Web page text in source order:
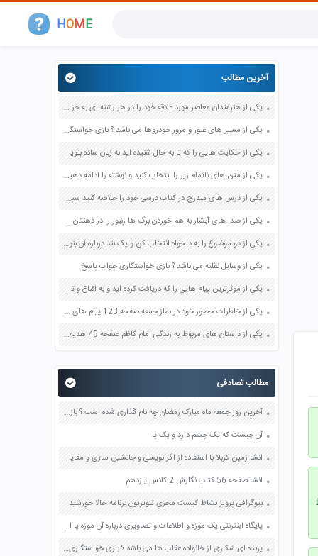
HOME
آخرین مطالب
یکی از هنرمندان معاصر مورد علاقه خود را در هر رشته ای به جز عکاسی صفحه 69 فرهنگ و هنر نهم
یکی از مسیر های عبور و مرور خودروها می باشد ؟ بازی خواستگاری جواب پاسخ
یکی از حکایت هایی را که تا به حال شنیده اید به زبان ساده بنویسید صفحه 97 نگارش ششم دبستان
یکی از متن های ناتمام زیر را انتخاب کنید و نوشته را ادامه دهید صفحه 73 و 74 کتاب نگارش فارسی پنجم دبستان
یکی از درس های مندرج در کتاب درسی خود را خلاصه کنید سپس متن خلاصه شده را با بهره گیری از روش های دسته بندی نمودار جدول نقشه مفهومی نشان دهید صفحه 118 نگارش یازدهم
یکی از صدا های آبشار به هم خوردن برگ ها زنبور را در ذهنتان مجسم کنید و درباره آن یک بند بنویسید صفحه 11 نگارش پنجم
یکی از دو موضوع را به دلخواه انتخاب کن و یک بند درباره آن بنویس صفحه 35 کتاب نگارش فارسی سوم
یکی از وسایل نقلیه می باشد ؟ بازی خواستگاری جواب پاسخ
یکی از موثرترین پیام هایی را که دریافت کرده اید و به اقناع و تغییری جدی در شما منجر شده است برسی کنید و علت این تاثیر گذاری قابل توجه را بنویسید صفحه 52 تفکر و سواد رسانه ای دهم
یکی از خاطرات حضور خود در نماز جمعه صفحه 123 پیام های آسمان هفتم
یکی از داستان های مربوط به زندگی امام کاظم صفحه 45 هدیه های آسمان چهارم
مطالب تصادفی
آخرین روز جمعه ماه مبارک رمضان چه نام گذاری شده است ؟ بازی خواستگاری جواب پاسخ
آن چیست که یک چشم دارد و یک پا
انشا زمین کربلا با استفاده از اگر نویسی و جانشین سازی و مقایسه
انشا صفحه 56 کتاب نگارش 2 کلاس یازدهم
بیوگرافی پرویز نشاط کیست مجری تلویزیون برنامه حالا خورشید
پایگاه اینترنتی یک موزه و اطلاعات و تصاویری درباره آن موزه یا اشیای داخل آن صفحه 108 مطالعات اجتماعی هفتم
پرنده ای شکاری از خانواده عقاب ها می باشد ؟ بازی خواستگاری جواب پاسخ